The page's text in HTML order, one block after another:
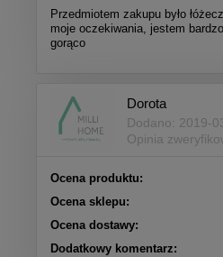
Przedmiotem zakupu było
moje oczekiwania, jestem
gorąco
Dorota
Dodano: 2019-
Opinia
Ocena produktu:
Ocena sklepu:
Ocena dostawy:
Dodatkowy komentarz: